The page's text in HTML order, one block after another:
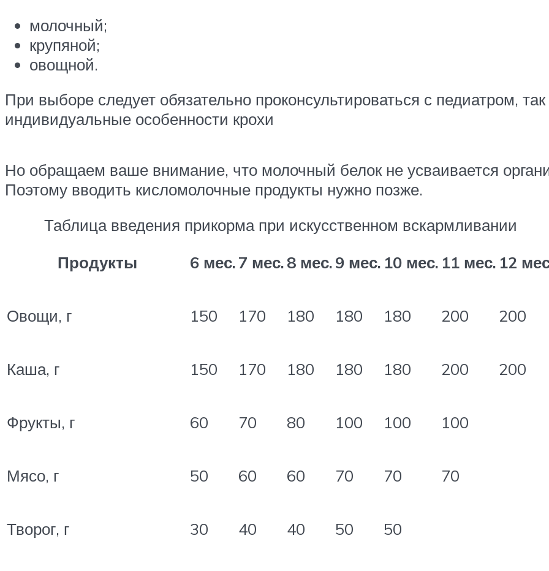
молочный;
крупяной;
овощной.
При выборе следует обязательно проконсультироваться с педиатром,
индивидуальные особенности крохи
Но обращаем ваше внимание, что молочный белок не усваивается
Поэтому вводить кисломолочные продукты нужно позже.
Таблица введения прикорма при искусственном вскармливании
Продукты
6 мес.7 мес.8 мес.9 мес. 10 мес. 11 мес. 12
Овощи, г 150 170 180 180 180 200 200
Каша, г 150 170 180 180 180 200 200
Фрукты, г 60 70 80 100 100 100
Мясо, г 50 60 60 70 70 70
Творог, г 30 40 40 50 50